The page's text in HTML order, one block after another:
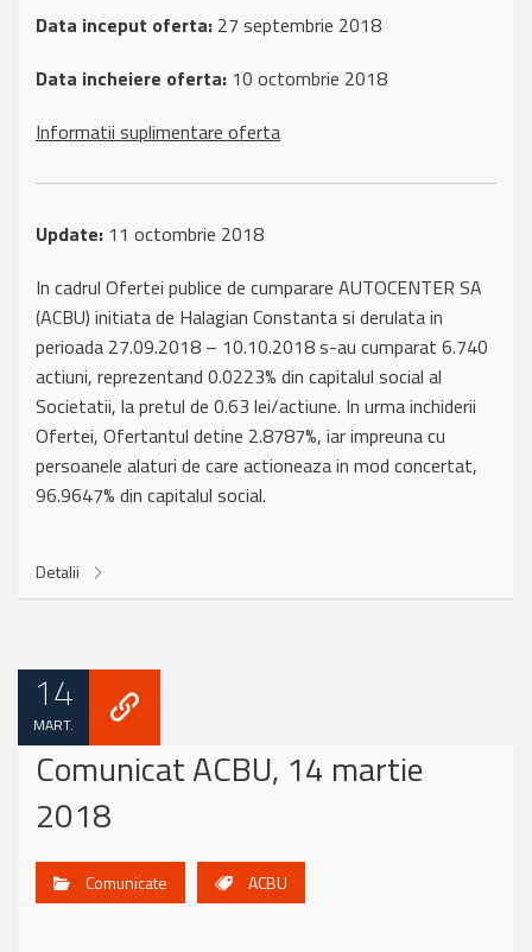
Data inceput oferta: 27 septembrie 2018
Data incheiere oferta: 10 octombrie 2018
Informatii suplimentare oferta
Update: 11 octombrie 2018
In cadrul Ofertei publice de cumparare AUTOCENTER SA
(ACBU) initiata de Halagian Constanta si derulata in
perioada 27.09.2018 – 10.10.2018 s-au cumparat 6.740
actiuni, reprezentand 0.0223% din capitalul social al
Societatii, la pretul de 0.63 lei/actiune. In urma inchiderii
Ofertei, Ofertantul detine 2.8787%, iar impreuna cu
persoanele alaturi de care actioneaza in mod concertat,
96.9647% din capitalul social.
Detalii
14
MART.
Comunicat ACBU, 14 martie
2018
Comunicate ACBU